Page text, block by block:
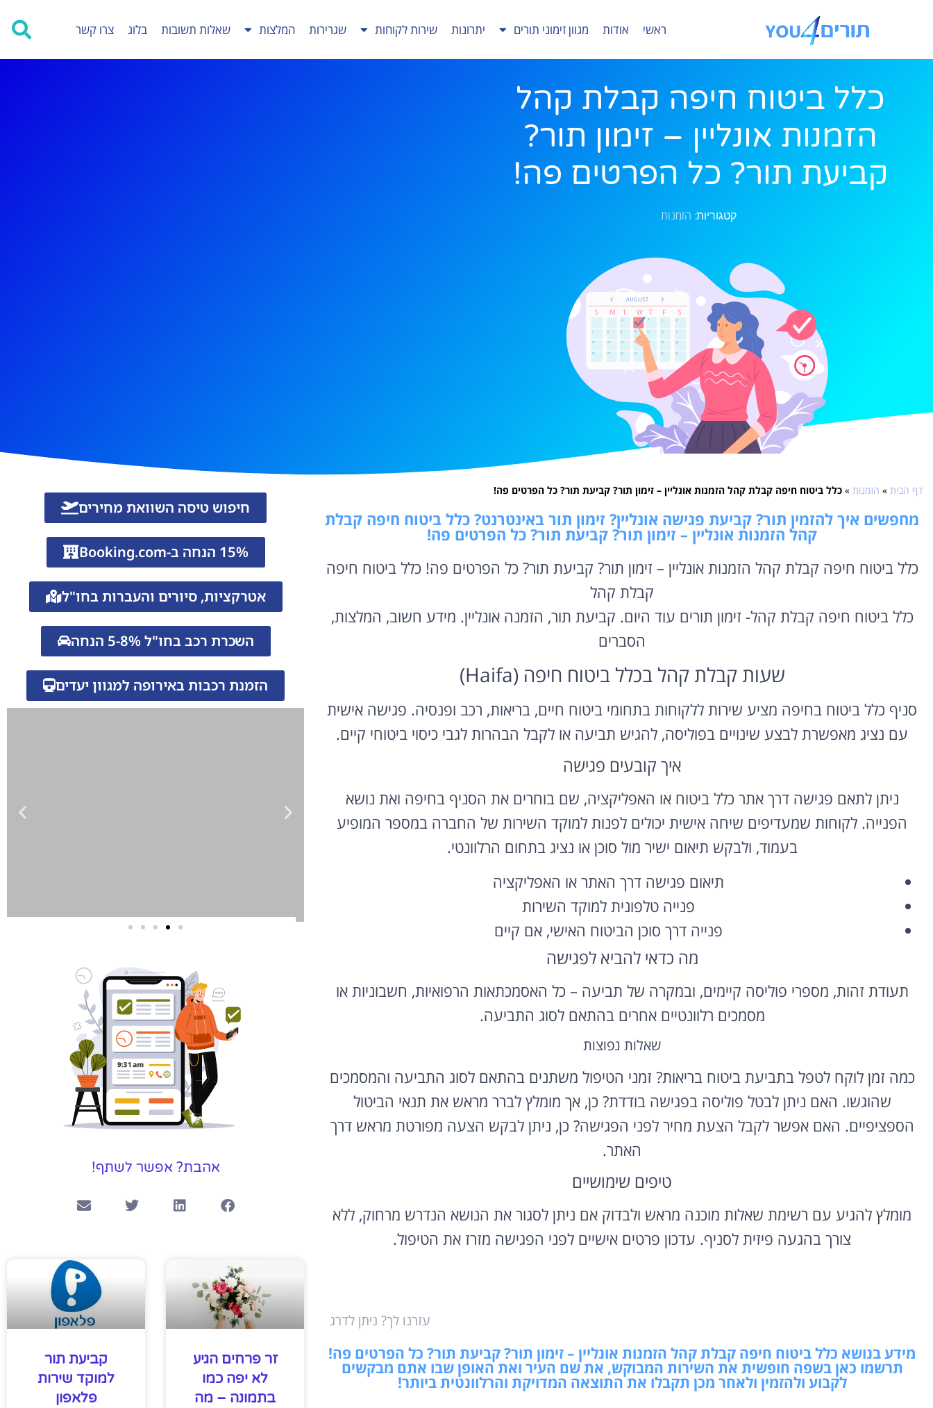
ראשי אודות מגוון זימוני תורים יתרונות שירות לקוחות שגרירות המלצות שאלות תשובות בלוג צרו קשר
כלל ביטוח חיפה קבלת קהל
הזמנות אונליין – זימון תור?
קביעת תור? כל הפרטים פה!
קטגוריות: הזמנות
דף הבית » הזמנות » כלל ביטוח חיפה קבלת קהל הזמנות אונליין – זימון תור? קביעת תור? כל הפרטים פה!
מחפשים איך להזמין תור? קביעת פגישה אונליין? זימון תור באינטרנט? כלל ביטוח חיפה קבלת
קהל הזמנות אונליין – זימון תור? קביעת תור? כל הפרטים פה!
כלל ביטוח חיפה קבלת קהל הזמנות אונליין – זימון תור? קביעת תור? כל הפרטים פה! כלל ביטוח חיפה
קבלת קהל
כלל ביטוח חיפה קבלת קהל- זימון תורים עוד היום. קביעת תור, הזמנה אונליין. מידע חשוב, המלצות,
הסברים
שעות קבלת קהל בכלל ביטוח חיפה (Haifa)
סניף כלל ביטוח בחיפה מציע שירות ללקוחות בתחומי ביטוח חיים, בריאות, רכב ופנסיה. פגישה אישית
עם נציג מאפשרת לבצע שינויים בפוליסה, להגיש תביעה או לקבל הבהרות לגבי כיסוי ביטוחי קיים.
איך קובעים פגישה
ניתן לתאם פגישה דרך אתר כלל ביטוח או האפליקציה, שם בוחרים את הסניף בחיפה ואת נושא
הפנייה. לקוחות שמעדיפים שיחה אישית יכולים לפנות למוקד השירות של החברה במספר המופיע
בעמוד, ולבקש תיאום ישיר מול סוכן או נציג בתחום הרלוונטי.
תיאום פגישה דרך האתר או האפליקציה
פנייה טלפונית למוקד השירות
פנייה דרך סוכן הביטוח האישי, אם קיים
מה כדאי להביא לפגישה
תעודת זהות, מספרי פוליסה קיימים, ובמקרה של תביעה – כל האסמכתאות הרפואיות, חשבוניות או
מסמכים רלוונטיים אחרים בהתאם לסוג התביעה.
שאלות נפוצות
כמה זמן לוקח לטפל בתביעת ביטוח בריאות? זמני הטיפול משתנים בהתאם לסוג התביעה והמסמכים
שהוגשו. האם ניתן לבטל פוליסה בפגישה בודדת? כן, אך מומלץ לברר מראש את תנאי הביטול
הספציפיים. האם אפשר לקבל הצעת מחיר לפני הפגישה? כן, ניתן לבקש הצעה מפורטת מראש דרך
האתר.
טיפים שימושיים
מומלץ להגיע עם רשימת שאלות מוכנה מראש ולבדוק אם ניתן לסגור את הנושא הנדרש מרחוק, ללא
צורך בהגעה פיזית לסניף. עדכון פרטים אישיים לפני הפגישה מזרז את הטיפול.
עזרנו לך? ניתן לדרג
מידע בנושא כלל ביטוח חיפה קבלת קהל הזמנות אונליין – זימון תור? קביעת תור? כל הפרטים פה!
תרשמו כאן בשפה חופשית את השירות המבוקש, את שם העיר ואת האופן שבו אתם מבקשים
לקבוע ולהזמין ולאחר מכן תקבלו את התוצאה המדויקת והרלוונטית ביותר!
חיפוש טיסה השוואת מחירים
15% הנחה ב-Booking.com
אטרקציות, סיורים והעברות בחו"ל
השכרת רכב בחו"ל 5-8% הנחה
הזמנת רכבות באירופה למגוון יעדים
השכרת רכב
בחו"ל
השוואת מחירים בין חברות
לחצו פה!
פודקאסט?
אולפן הקלטות מקצועי
שירותי פרסום
וקידום
באינטרנט
בעל/ת עסק? סוכנות ניהול
מוניטין לקידום, שיווק ופרסום
באינטרנט כאן עבורך!
לפרטים
אהבת? אפשר לשתף!
זר פרחים הגיע
לא יפה כמו
בתמונה – מה
קביעת תור
למוקד שירות
פלאפון